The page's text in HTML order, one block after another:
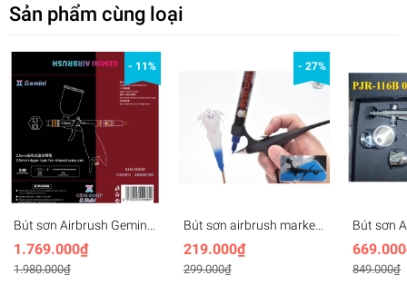
Sản phẩm cùng loại
- 11%
Bút sơn Airbrush Gemini
Gem-001GP 0.5mm
trigger fan-shaped spray
pen
1.769.000₫
1.980.000₫
- 27%
Bút sơn airbrush marker
pen (gắn bút marker)
219.000₫
299.000₫
Bút sơn
116B
gun
849.000₫